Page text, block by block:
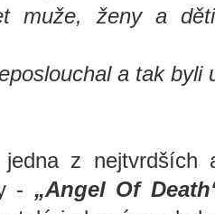
muže, ženy a
a tak byli
jedna z nejtvrdších
- „Angel Of